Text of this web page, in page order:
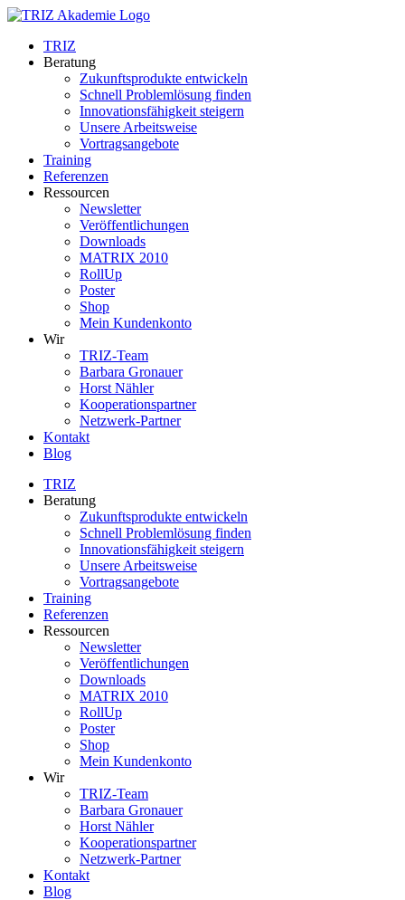
Zum
springenTRIZ
Beratung
Zukunftsprodukte entwickeln
Schnell Problemlösung finden
Innovationsfähigkeit steigern
Unsere Arbeitsweise
Vortragsangebote
Training
Referenzen
Ressourcen
Newsletter
Veröffentlichungen
Downloads
MATRIX 2010
RollUp
Poster
Shop
Mein Kundenkonto
Wir
TRIZ-Team
Barbara Gronauer
Horst Nähler
Kooperationspartner
Netzwerk-Partner
Kontakt
Blog
TRIZ
Beratung
Zukunftsprodukte entwickeln
Schnell Problemlösung finden
Innovationsfähigkeit steigern
Unsere Arbeitsweise
Vortragsangebote
Training
Referenzen
Ressourcen
Newsletter
Veröffentlichungen
Downloads
MATRIX 2010
RollUp
Poster
Shop
Mein Kundenkonto
Wir
TRIZ-Team
Barbara Gronauer
Horst Nähler
Kooperationspartner
Netzwerk-Partner
Kontakt
Blog